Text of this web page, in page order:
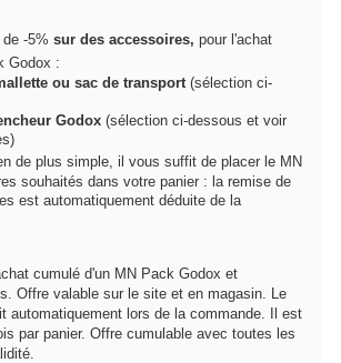
-5% sur des accessoires, pour l'achat
Godox :
ou sac de transport(sélection ci-
Godox (sélection ci-dessous et voir
de plus simple , il vous suffit de placer le MN
souhaités dans votre panier : la remise de
est automatiquement déduite de la
cumulé d'un MN Pack Godox et
Offre valable sur le site et en magasin. Le
automatiquement lors de la commande. Il est
par panier. Offre cumulable avec toutes les